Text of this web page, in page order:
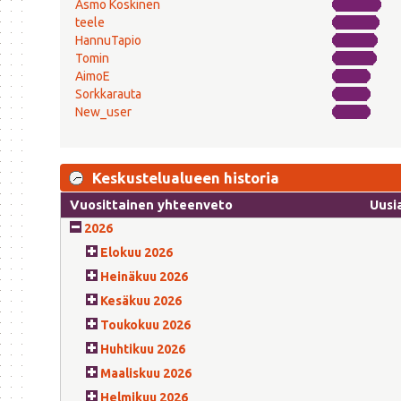
Asmo Koskinen
teele
HannuTapio
Tomin
AimoE
Sorkkarauta
New_user
Keskustelualueen historia
Vuosittainen yhteenveto
2026
Elokuu 2026
Heinäkuu 2026
Kesäkuu 2026
Toukokuu 2026
Huhtikuu 2026
Maaliskuu 2026
Helmikuu 2026